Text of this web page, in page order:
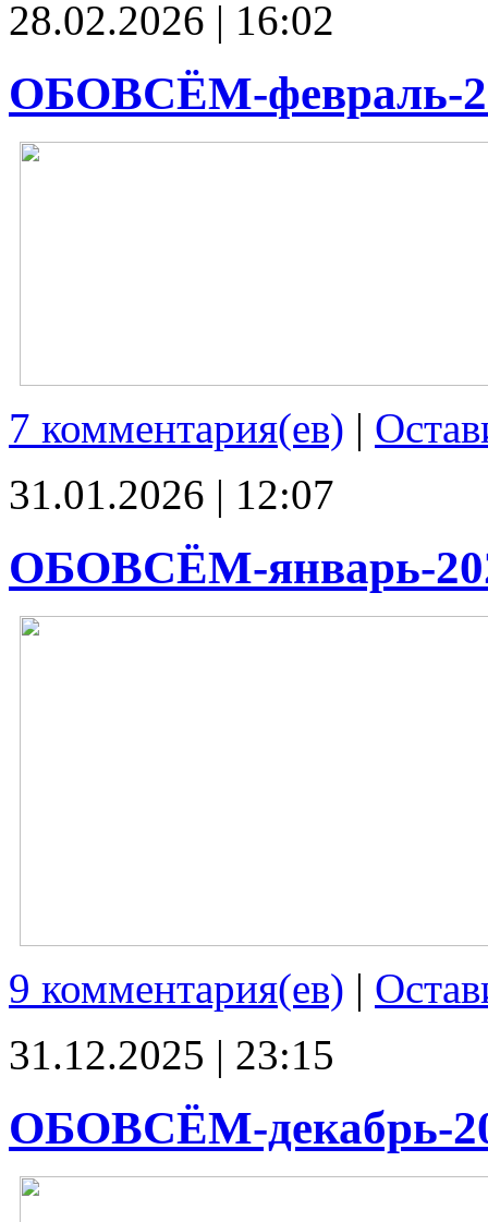
28.02.2026 | 16:02
ОБОВСЁМ-февраль-
7 комментария(ев) |
31.01.2026 | 12:07
ОБОВСЁМ-январь-
9 комментария(ев) |
31.12.2025 | 23:15
ОБОВСЁМ-декабрь-